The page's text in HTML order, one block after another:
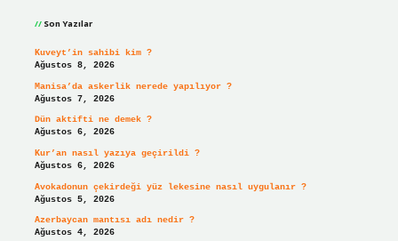
Son Yazılar
Kuveyt’in sahibi kim ?
Ağustos 8, 2026
Manisa’da askerlik nerede yapılıyor ?
Ağustos 7, 2026
Dün aktifti ne demek ?
Ağustos 6, 2026
Kur’an nasıl yazıya geçirildi ?
Ağustos 6, 2026
Avokadonun çekirdeği yüz lekesine nasıl uygulanır ?
Ağustos 5, 2026
Azerbaycan mantısı adı nedir ?
Ağustos 4, 2026